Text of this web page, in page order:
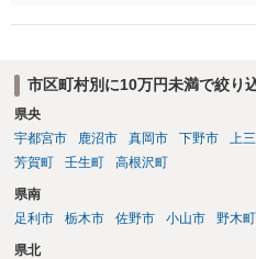
話し合いで解決した方がよい問題だ
市区町村別に10万円未満で絞り
県央
宇都宮市
鹿沼市 真岡市 下野市 上
芳賀町
壬生町 高根沢町
県南
足利市
栃木市 佐野市 小山市 野木町
県北